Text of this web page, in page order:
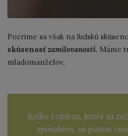
Pozrime sa však na ľudskú
skúsenosť zamilovanosti. Máme
mladomanželov,
Koľko vzťahov, ktoré sa
spôsobom, sa potom